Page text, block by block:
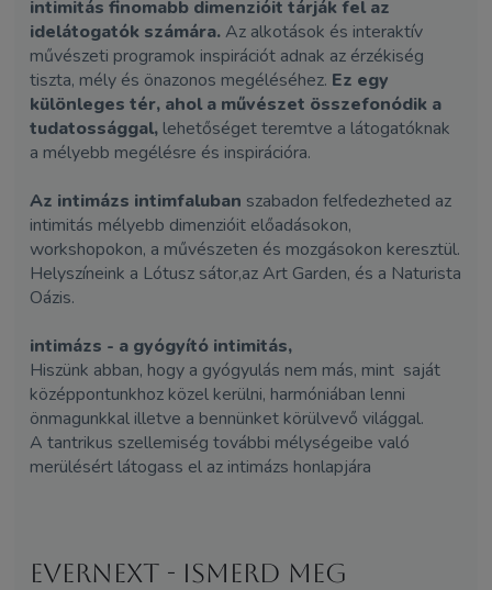
intimitás finomabb dimenzióit tárják fel az
idelátogatók számára.Az alkotások és interaktív
művészeti programok inspirációt adnak az érzékiség
tiszta, mély és önazonos megéléséhez. Ez egy
különleges tér, ahol a művészet összefonódik a
tudatossággal,lehetőséget teremtve a látogatóknak
a mélyebb megélésre és inspirációra.
Az intimázs intimfaluban szabadon felfedezheted az
intimitás mélyebb dimenzióit előadásokon,
workshopokon, a művészeten és mozgásokon keresztül.
Helyszíneink a Lótusz sátor,az Art Garden, és a Naturista
Oázis.
intimázs - a gyógyító intimitás,
Hiszünk abban, hogy a gyógyulás nem más, mint saját
középpontunkhoz közel kerülni, harmóniában lenni
önmagunkkal illetve a bennünket körülvevő világgal.
A tantrikus szellemiség további mélységeibe való
merülésért látogass el az intimázs honlapjára
EverNEXT - Ismerd meg